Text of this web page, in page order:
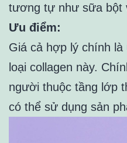
tương tự như sữa bột
Ưu điểm:
Giá cả hợp lý chính
loại collagen này.
người thuộc tầng lớp
có thể sử dụng sản